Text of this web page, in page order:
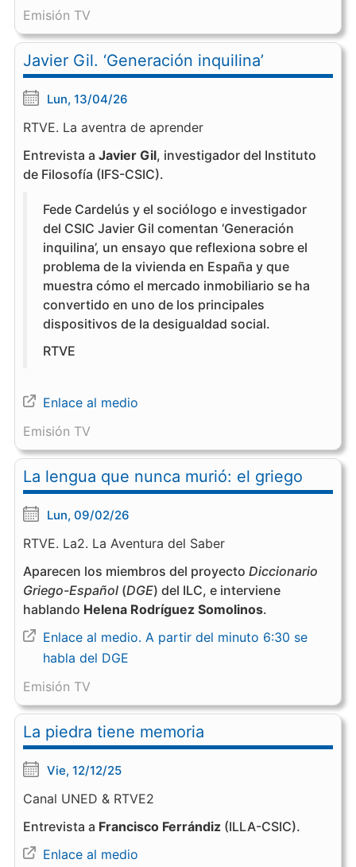
Emisión TV
Javier Gil. ‘Generación inquilina’
Lun, 13/04/26
RTVE. La aventra de aprender
Entrevista a Javier Gil, investigador del Instituto
de Filosofía (IFS-CSIC).
Fede Cardelús y el sociólogo e investigador
del CSIC Javier Gil comentan ‘Generación
inquilina’, un ensayo que reflexiona sobre el
problema de la vivienda en España y que
muestra cómo el mercado inmobiliario se ha
convertido en uno de los principales
dispositivos de la desigualdad social.
RTVE
Enlace al medio
Emisión TV
La lengua que nunca murió: el griego
Lun, 09/02/26
RTVE. La2. La Aventura del Saber
Aparecen los miembros del proyecto Diccionario
Griego-Español(DGE) del ILC, e interviene
hablando Helena Rodríguez Somolinos.
Enlace al medio. A partir del minuto 6:30 se
habla del DGE
Emisión TV
La piedra tiene memoria
Vie, 12/12/25
Canal UNED & RTVE2
Entrevista a Francisco Ferrándiz(ILLA-CSIC).
Enlace al medio